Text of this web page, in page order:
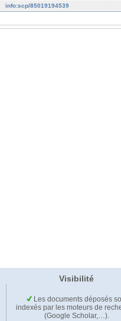
info:scp/85019194539
Visibilité
Les documents déposés
indexés par les moteurs de
(Google Scholar,…).